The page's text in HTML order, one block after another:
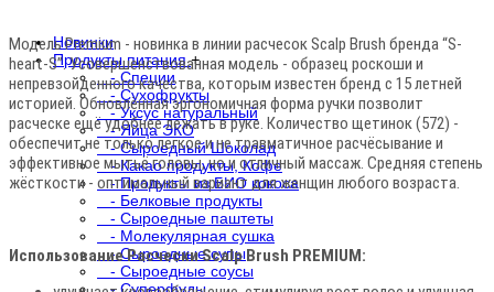
Новинки
Продукты питания+
- Специи
- Сухофрукты
- Уксус натуральный
- Яйца ЭКО
- Сыроедный Шоколад
- Какао продукты, Кофе
- Продукты из БИО кокоса
- Белковые продукты
- Сыроедные паштеты
- Молекулярная сушка
- Сыроедные супы
- Сыроедные соусы
Модель Premium - новинка в линии расчесок Scalp Brush бренда “S-
heart-S”. Усовершенствованная модель - образец роскоши и
непревзойденного качества, которым известен бренд с 15 летней
историей. Обновлённая эргономичная форма ручки позволит
расческе ещё удобнее лежать в руке. Количество щетинок (572) -
обеспечит не только легкое и не травматичное расчёсывание и
эффективное мытьё головы, но и отличный массаж. Средняя степень
жёсткости - оптимальный вариант для женщин любого возраста.
Использование Расчески Scalp Brush PREMIUM: